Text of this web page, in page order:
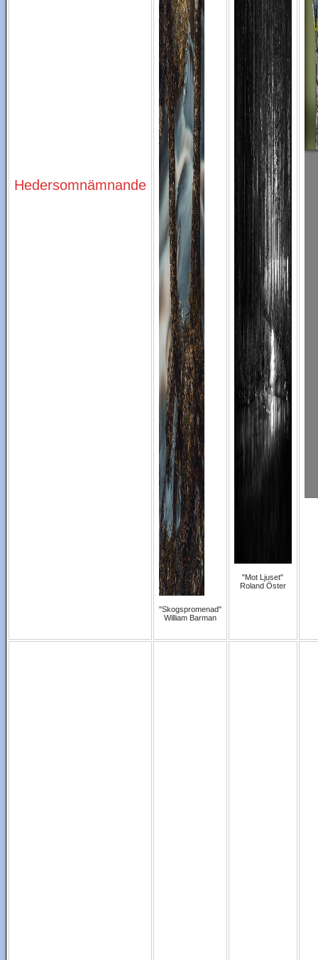
Hedersomnämnande
"Skogspromenad"
William Barman
"Mot Ljuset"
Roland Öster